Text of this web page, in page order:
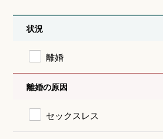
状況
離婚
離婚の原因
セックスレス